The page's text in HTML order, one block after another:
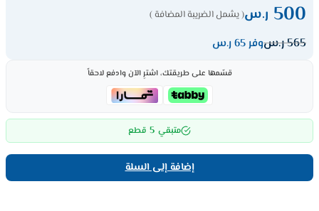
500 ر.س( يشمل الضريبة المضافة )
565ر.سوفر 65 ر.س
قسّمها على طريقتك، اشترِ الآن وادفع لاحقاً
متبقي 5 قطع
إضافة إلى السلة